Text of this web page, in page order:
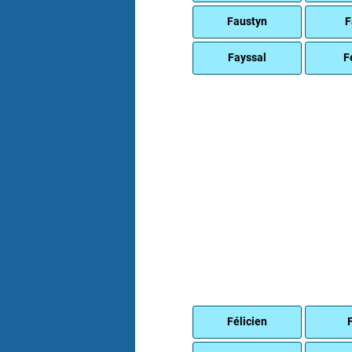
Faustyn
Fayssal
Félicien